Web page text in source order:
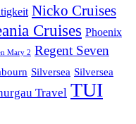
Nicko Cruises
Cruises Phoenix
Mary 2 Regent Seven
Silversea Silversea
Travel TUI